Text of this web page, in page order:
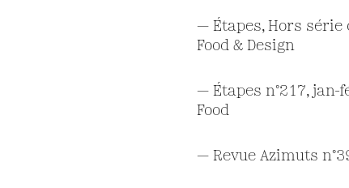
— Étapes, Hors série
Food & Design
— Étapes n°217, jan-
Food
— Revue Azimuts